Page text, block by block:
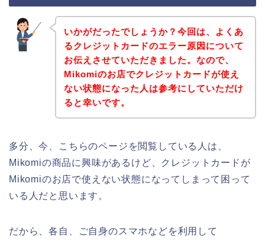
いかがだったでしょうか？今回は、よくあ
るクレジットカードのエラー原因について
お伝えさせていただきました。なので、
Mikomiのお店でクレジットカードが使え
ない状態になった人は参考にしていただけ
ると幸いです。
多分、今、こちらのページを閲覧している人は、
Mikomiの商品に興味があるけど、クレジットカードが
Mikomiのお店で使えない状態になってしまって困って
いる人だと思います。
だから、各自、ご自身のスマホなどを利用して